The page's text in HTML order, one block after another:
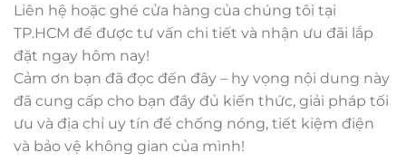
Liên hệ hoặc ghé cửa hàng của chúng tôi tại
TP.HCM để được tư vấn chi tiết và nhận ưu đãi lắp
đặt ngay hôm nay!
Cảm ơn bạn đã đọc đến đây – hy vọng nội dung này
đã cung cấp cho bạn đầy đủ kiến thức, giải pháp tối
ưu và địa chỉ uy tín để chống nóng, tiết kiệm điện
và bảo vệ không gian của mình!